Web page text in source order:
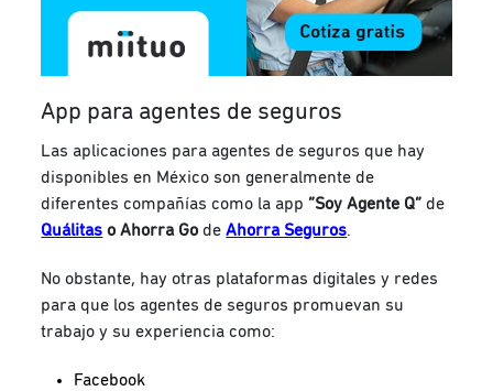
App para agentes de seguros
Las aplicaciones para agentes de seguros que hay
disponibles en México son generalmente de
diferentes compañías como la app “Soy Agente Q”de
Quálitas o Ahorra Go deAhorra Seguros.
No obstante, hay otras plataformas digitales y redes
para que los agentes de seguros promuevan su
trabajo y su experiencia como:
Facebook